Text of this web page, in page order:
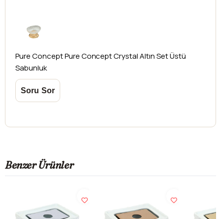
Pure ConceptPure Concept Crystal Altın Set Üstü
Sabunluk
Benzer Ürünler